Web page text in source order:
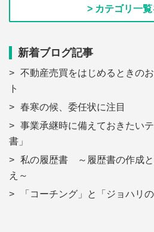
> カテゴリ一
新着ブログ記事
不動産売買をはじめるときの
ト
春寒の候、委任状に注目
事業承継時に備えておきたい
書」
私の履歴書 ～履歴書の作成
え～
「コーチング」と「ジョハリの